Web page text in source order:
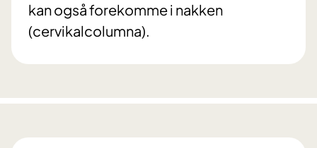
kan også forekomme i nakken
(cervikalcolumna).